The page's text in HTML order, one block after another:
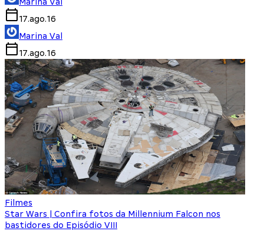
Marina Val
17.ago.16
Marina Val
17.ago.16
Filmes
Star Wars | Confira fotos da Millennium Falcon nos
bastidores do Episódio VIII